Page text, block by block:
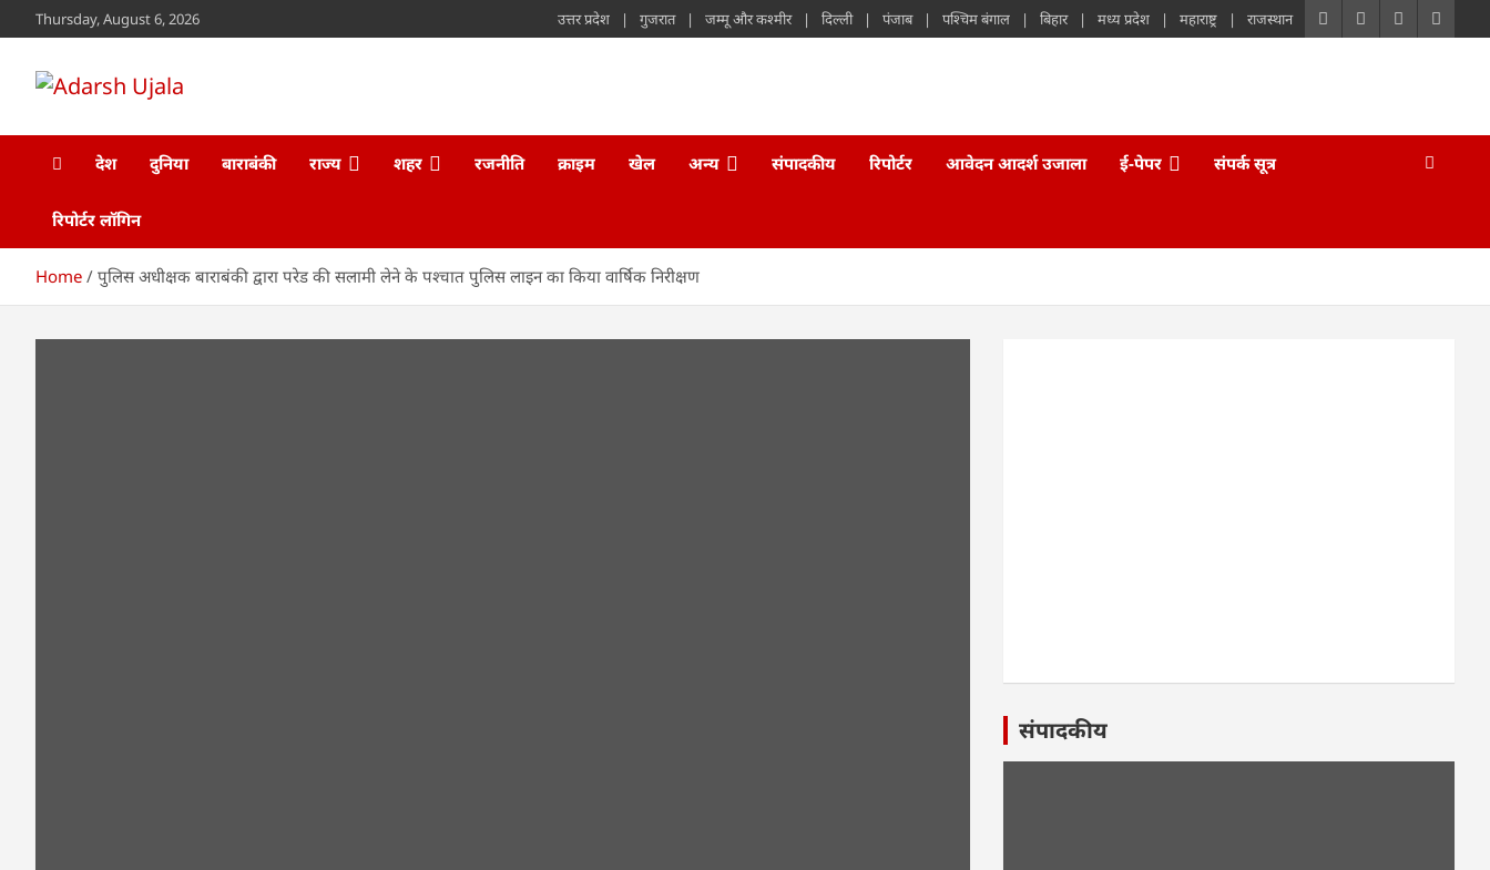
to
Thursday, August 6, 2026 उत्तर प्रदेश गुजरात जम्मू और कश्मीर दिल्ली पंजाब पश्चिम बंगाल बिहार मध्य प्रदेश महाराष्ट्र राजस्थान
Adarsh Ujala
देश दुनिया बाराबंकी राज्य शहर रजनीति क्राइम खेल अन्य संपादकीय रिपोर्टर आवेदन आदर्श उजाला ई-पेपर संपर्क सूत्र
रिपोर्टर लॉगिन
Home पुलिस अधीक्षक बाराबंकी द्वारा परेड की सलामी लेने के पश्चात पुलिस लाइन का किया वार्षिक निरीक्षण
संपादकीय